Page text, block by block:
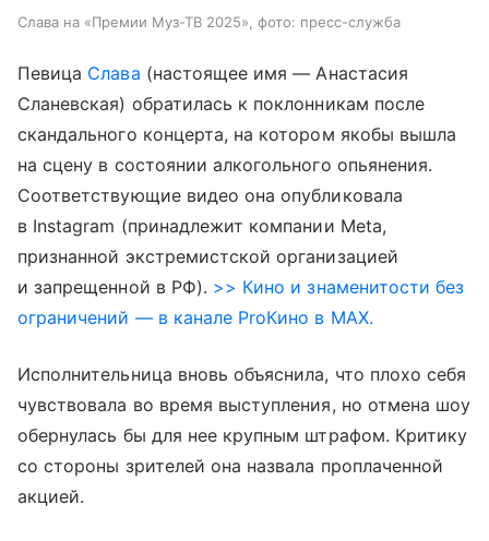
Слава на «Премии Муз-ТВ 2025», фото: пресс-служба
Певица Слава (настоящее имя — Анастасия
Сланевская) обратилась к поклонникам после
скандального концерта, на котором якобы вышла
на сцену в состоянии алкогольного опьянения.
Соответствующие видео она опубликовала
в Instagram (принадлежит компании Meta,
признанной экстремистской организацией
и запрещенной в РФ). >> Кино и знаменитости без
ограничений — в канале ProКино в MAX.
Исполнительница вновь объяснила, что плохо себя
чувствовала во время выступления, но отмена шоу
обернулась бы для нее крупным штрафом. Критику
со стороны зрителей она назвала проплаченной
акцией.